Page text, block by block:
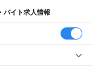
バイト求人情報